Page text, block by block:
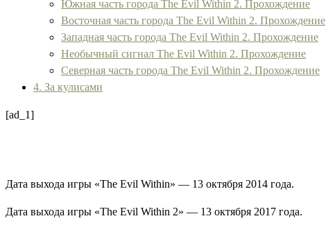
Южная часть города The Evil Within 2. Прохождение
Восточная часть города The Evil Within 2. Прохождение
Западная часть города The Evil Within 2. Прохождение
Необычный сигнал The Evil Within 2. Прохождение
Северная часть города The Evil Within 2. Прохождение
4. За кулисами
[ad_1]
Дата выхода игры «The Evil Within» — 13 октября 2014 года.
Дата выхода игры «The Evil Within 2» — 13 октября 2017 года.